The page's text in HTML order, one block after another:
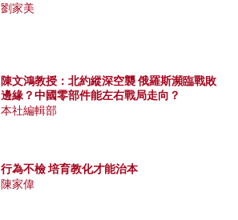
劉家美
陳文鴻教授：北約縱深空襲 俄羅斯瀕臨戰敗
邊緣？中國零部件能左右戰局走向？
本社編輯部
行為不檢 培育教化才能治本
陳家偉